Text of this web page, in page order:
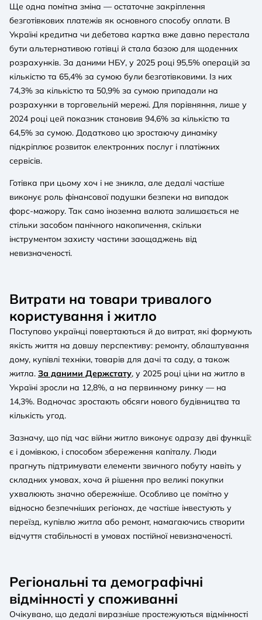
Ще одна помітна зміна — остаточне закріплення
безготівкових платежів як основного способу оплати. В
Україні кредитна чи дебетова картка вже давно перестала
бути альтернативою готівці й стала базою для щоденних
розрахунків. За даними НБУ, у 2025 році 95,5% операцій за
кількістю та 65,4% за сумою були безготівковими. Із них
74,3% за кількістю та 50,9% за сумою припадали на
розрахунки в торговельній мережі. Для порівняння, лише у
2024 році цей показник становив 94,6% за кількістю та
64,5% за сумою. Додатково цю зростаючу динаміку
підкріплює розвиток електронних послуг і платіжних
сервісів.
Готівка при цьому хоч і не зникла, але дедалі частіше
виконує роль фінансової подушки безпеки на випадок
форс-мажору. Так само іноземна валюта залишається не
стільки засобом панічного накопичення, скільки
інструментом захисту частини заощаджень від
невизначеності.
Витрати на товари тривалого
користування і житло
Поступово українці повертаються й до витрат, які формують
якість життя на довшу перспективу: ремонту, облаштування
дому, купівлі техніки, товарів для дачі та саду, а також
житла. За даними Держстату, у 2025 році ціни на житло в
Україні зросли на 12,8%, а на первинному ринку — на
14,3%. Водночас зростають обсяги нового будівництва та
кількість угод.
Зазначу, що під час війни житло виконує одразу дві функції:
є і домівкою, і способом збереження капіталу. Люди
прагнуть підтримувати елементи звичного побуту навіть у
складних умовах, хоча й рішення про великі покупки
ухвалюють значно обережніше. Особливо це помітно у
відносно безпечніших регіонах, де частіше інвестують у
переїзд, купівлю житла або ремонт, намагаючись створити
відчуття стабільності в умовах постійної невизначеності.
Регіональні та демографічні
відмінності у споживанні
Очікувано, що дедалі виразніше простежуються відмінності